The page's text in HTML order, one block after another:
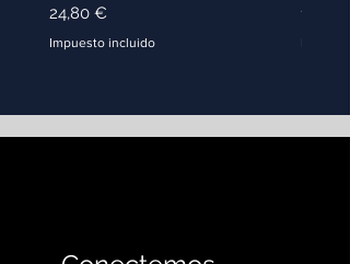
Precio
24,80 €
Impuesto incluido
Precio
19,80 €